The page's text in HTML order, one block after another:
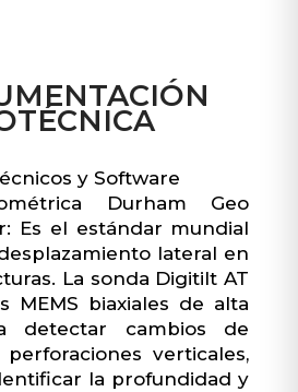
y Software
Durham Geo
Es el estándar mundial
lateral en
La sonda Digitilt AT
MEMS biaxiales de alta
detectar cambios de
verticales,
la profundidad y